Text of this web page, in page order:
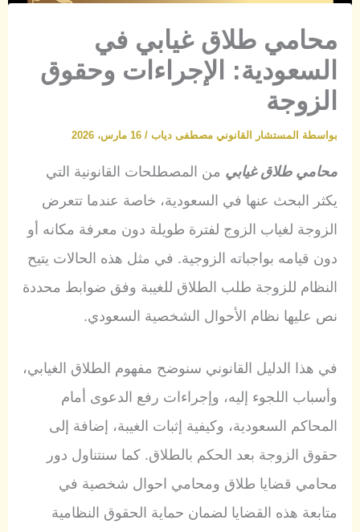
محامي طلاق غيابي في
السعودية: الإجراءات وحقوق
الزوجة
بواسطة المستشار القانوني مصطفى دياب / 16 مارس، 2026
محامي طلاق غيابي من المصطلحات القانونية التي
يكثر البحث عنها في السعودية، خاصة عندما تتعرض
الزوجة لغياب الزوج لفترة طويلة دون معرفة مكانه أو
دون قيامه بواجباته الزوجية. في مثل هذه الحالات يتيح
النظام للزوجة طلب الطلاق للغيبة وفق ضوابط محددة
نص عليها نظام الأحوال الشخصية السعودي.
في هذا الدليل القانوني سنوضح مفهوم الطلاق الغيابي،
وأسباب اللجوء إليه، وإجراءات رفع الدعوى أمام
المحاكم السعودية، وكيفية إثبات الغيبة، إضافة إلى
حقوق الزوجة بعد الحكم بالطلاق. كما سنتناول دور
محامي قضايا طلاق ومحامي احوال شخصية في
متابعة هذه القضايا لضمان حماية الحقوق النظامية